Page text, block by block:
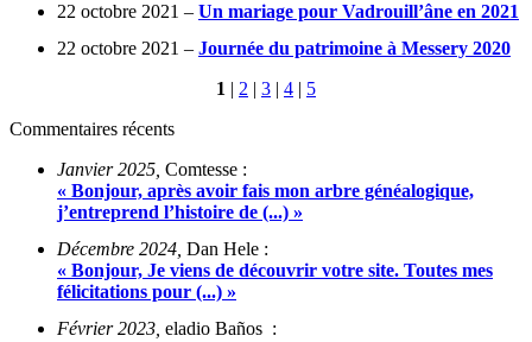
22 octobre 2021 – Un mariage pour Vadrouill’âne en 2021
22 octobre 2021 – Journée du patrimoine à Messery 2020
1 | 2 | 3 | 4 | 5
Commentaires récents
Janvier 2025, Comtesse :
« Bonjour, après avoir fais mon arbre généalogique,
j’entreprend l’histoire de (...) »
Décembre 2024, Dan Hele :
« Bonjour, Je viens de découvrir votre site. Toutes mes
félicitations pour (...) »
Février 2023, eladio Baños :